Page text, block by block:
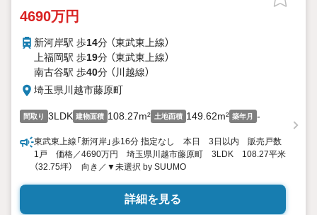
4690万円
新河岸駅 歩14分 （東武東上線）
上福岡駅 歩19分 （東武東上線）
南古谷駅 歩40分 （川越線）
埼玉県川越市藤原町
間取り 3LDK 建物面積 108.27m² 土地面積 149.62m² 築年月 -
東武東上線「新河岸」歩16分 指定なし 本日 3日以内 販売戸数
1戸 価格／4690万円 埼玉県川越市藤原町 3LDK 108.27平米
（32.75坪） 向き／▼未選択 by SUUMO
詳細を見る